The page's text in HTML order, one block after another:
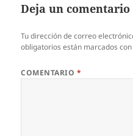
Deja un comentario
Tu dirección de correo
obligatorios están marcados
COMENTARIO *